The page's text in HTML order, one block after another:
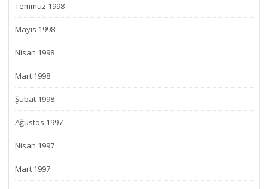
Temmuz 1998
Mayıs 1998
Nisan 1998
Mart 1998
Şubat 1998
Ağustos 1997
Nisan 1997
Mart 1997